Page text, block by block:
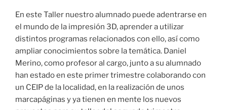
En este Taller nuestro alumnado puede adentrarse en
el mundo de la impresión 3D, aprender a utilizar
distintos programas relacionados con ello, así como
ampliar conocimientos sobre la temática. Daniel
Merino, como profesor al cargo, junto a su alumnado
han estado en este primer trimestre colaborando con
un CEIP de la localidad, en la realización de unos
marcapáginas y ya tienen en mente los nuevos